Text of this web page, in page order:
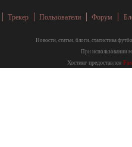
Трекер Пользователи Форум
Новости, статьи, блоги, статистика
При использовании
Хостинг предоставлен